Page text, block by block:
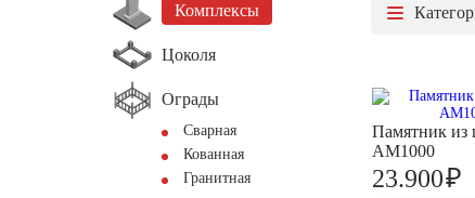
Комплексы
Цоколя
Ограды
Сварная
Кованная
Гранитная
Памятник из
AM1000
23.900₽